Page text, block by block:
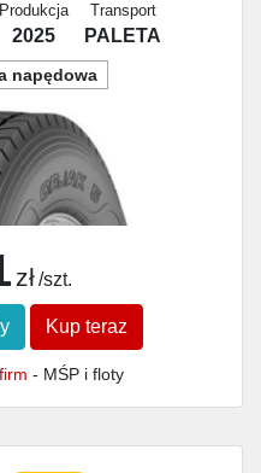
Produkcja
2025
Transport
PALETA
napędowa
zł/szt.
Kup teraz
- MŚP i floty